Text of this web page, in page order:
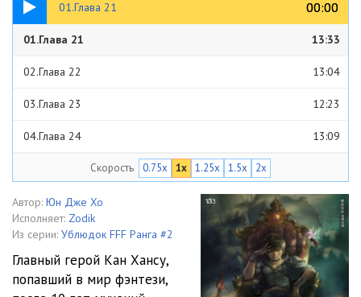
01.Глава 21 00:00
00:00
01.Глава 21 13:33
02.Глава 22 13:04
03.Глава 23 12:23
04.Глава 24 13:09
06.Глава 26 13:54
07.Глава 27 11:29
08.Глава 28 12:28
Скорость 0.75x 1x 1.25x 1.5x 2x
Автор: Юн Дже Хо
Исполняет: Zodik
Из серии: Ублюдок FFF Ранга #2
Главный герой Кан Хансу,
попавший в мир фэнтези,